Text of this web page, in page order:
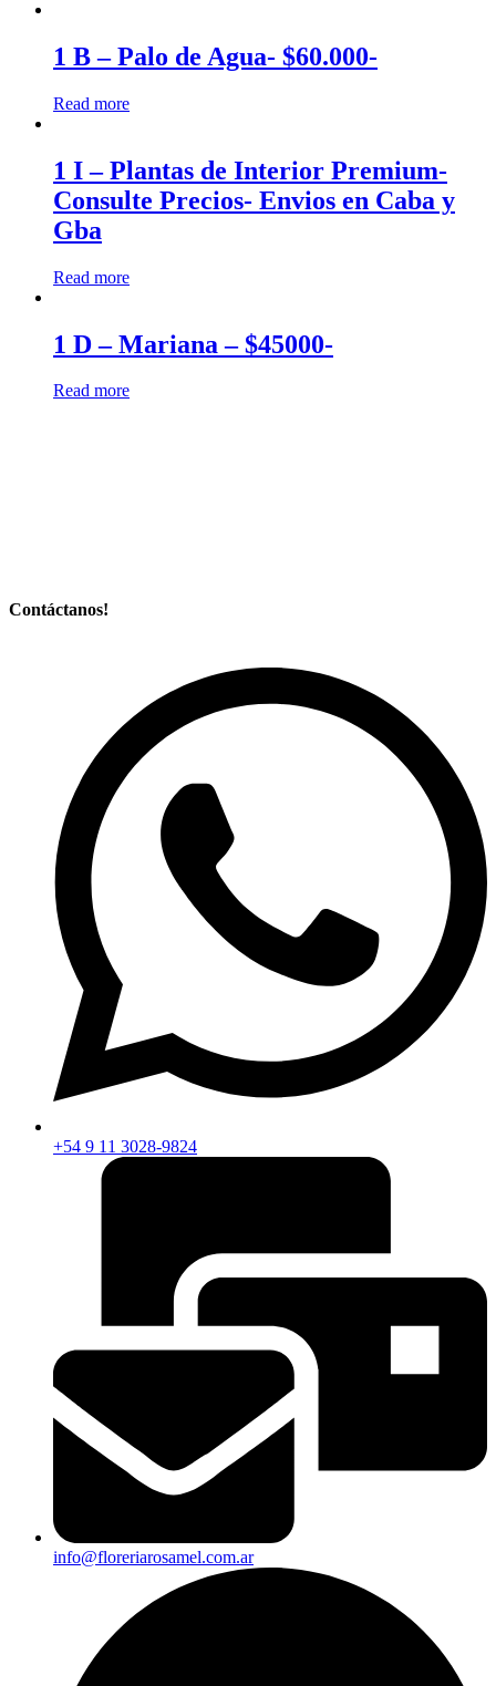
1 B – Palo de Agua- $60.000-
Read more
1 I – Plantas de Interior Premium-
Consulte Precios- Envios en Caba y
Gba
Read more
1 D – Mariana – $45000-
Read more
Contáctanos!
+54 9 11 3028-9824
info@floreriarosamel.com.ar